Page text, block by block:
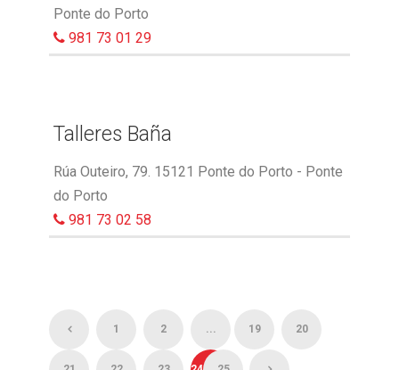
Ponte do Porto
981 73 01 29
Talleres Baña
Rúa Outeiro, 79. 15121 Ponte do Porto - Ponte
do Porto
981 73 02 58
1 2 ... 19 20